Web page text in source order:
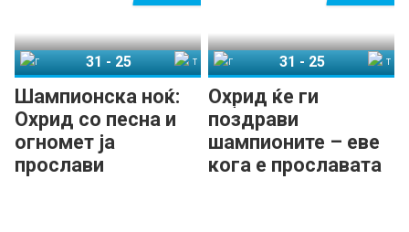
Шампионска ноќ:
Охрид со песна и
огномет ја
прослави
31-25
Охрид ќе ги
поздрави
шампионите – еве
кога е прославата
31-25